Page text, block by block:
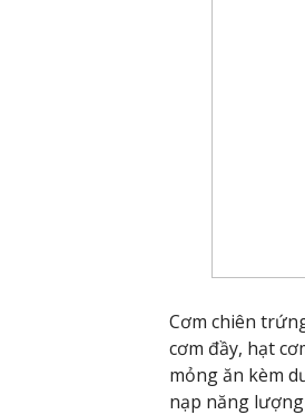
Cơm chiên
cơm đầy, hạt
mỏng ăn kèm
nạp năng